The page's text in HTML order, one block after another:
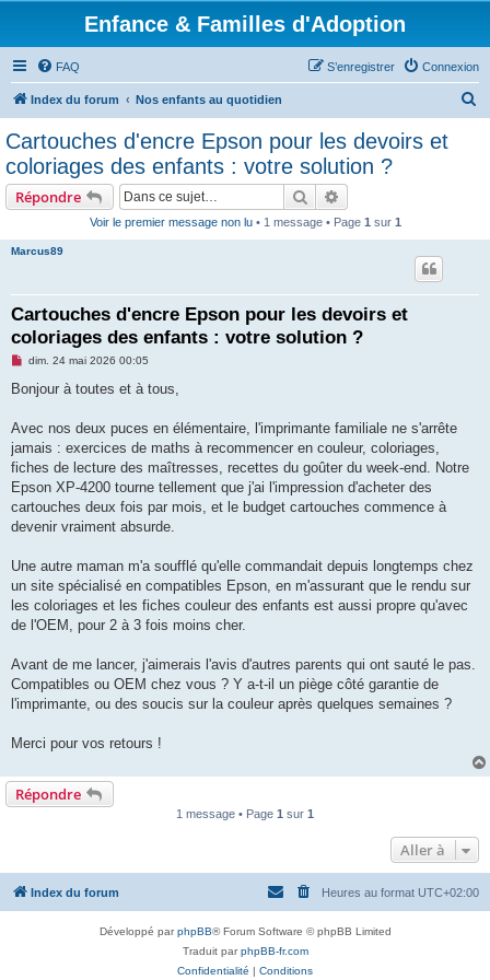
Enfance & Familles d'Adoption
FAQ Connexion
S’enregistrer
Index du forum Nos enfants au quotidien
Cartouches d'encre Epson pour les devoirs et
coloriages des enfants : votre solution ?
Répondre Rechercher
Voir le premier message non lu• 1 message • Page 1 sur 1
Marcus89
Cartouches d'encre Epson pour les devoirs et
coloriages des enfants : votre solution ?
M
s
g
n
o
l
u
dim. 24 mai 2026 00:05
Bonjour à toutes et à tous,
Avec nos deux puces en élémentaire, l'imprimante familiale ne s'arrête
jamais : exercices de maths à recommencer en couleur, coloriages,
fiches de lecture des maîtresses, recettes du goûter du week-end. Notre
Epson XP-4200 tourne tellement que j'ai l'impression d'acheter des
cartouches deux fois par mois, et le budget cartouches commence à
devenir vraiment absurde.
Une autre maman m'a soufflé qu'elle commandait depuis longtemps chez
un site spécialisé en compatibles Epson, en m'assurant que le rendu sur
les coloriages et les fiches couleur des enfants est aussi propre qu'avec
de l'OEM, pour 2 à 3 fois moins cher.
Avant de me lancer, j'aimerais l'avis d'autres parents qui ont sauté le pas.
Compatibles ou OEM chez vous ? Y a-t-il un piège côté garantie de
l'imprimante, ou des soucis sur la couleur après quelques semaines ?
Merci pour vos retours !
Répondre
1 message • Page 1 sur 1
Aller à
Index du forum Heures au format UTC+02:00
Développé parphpBB® Forum Software © phpBB Limited
Traduit parphpBB-fr.com
Confidentialité | Conditions